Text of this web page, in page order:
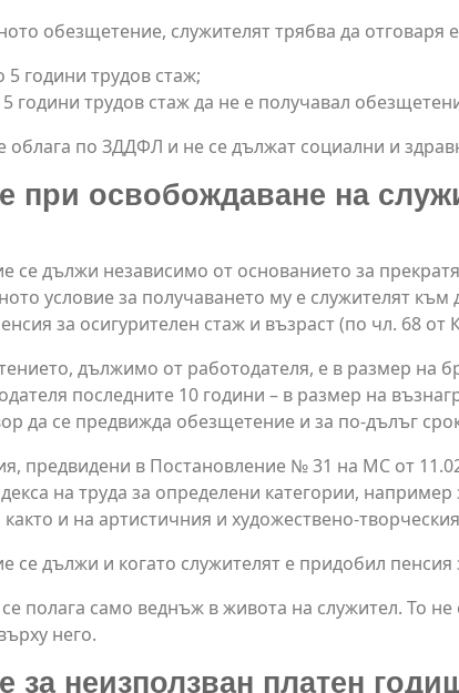
обезщетение, служителят трябва да отговаря
години трудов стаж;
години трудов стаж да не е получавал
по ЗДДФЛ и не се дължат социални и
при освобождаване на
се дължи независимо от основанието за
условие за получаването му е служителят
за осигурителен стаж и възраст (по чл. 68 от
дължимо от работодателя, е в размер на
последните 10 години – в размер на
да се предвижда обезщетение и за по-дълъг
предвидени в Постановление № 31 на МС от
на труда за определени категории,
и на артистичния и художествено-
се дължи и когато служителят е придобил
полага само веднъж в живота на служител. То
него.
за неизползван платен